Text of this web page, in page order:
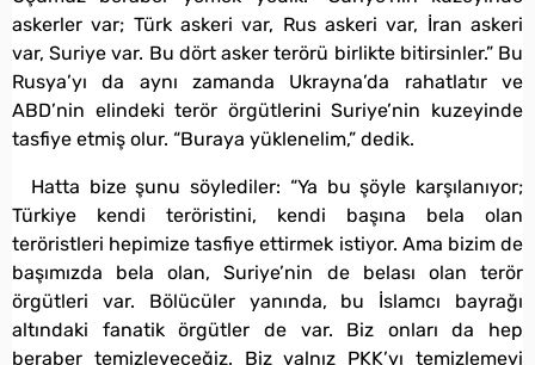
askerler var; Türk askeri var, Rus askeri var, İran askeri
var, Suriye var. Bu dört asker terörü birlikte bitirsinler.” Bu
Rusya’yı da aynı zamanda Ukrayna’da rahatlatır ve
ABD’nin elindeki terör örgütlerini Suriye’nin kuzeyinde
tasfiye etmiş olur. “Buraya yüklenelim,” dedik.
Hatta bize şunu söylediler: “Ya bu şöyle karşılanıyor;
Türkiye kendi teröristini, kendi başına bela olan
teröristleri hepimize tasfiye ettirmek istiyor. Ama bizim de
başımızda bela olan, Suriye’nin de belası olan terör
örgütleri var. Bölücüler yanında, bu İslamcı bayrağı
altındaki fanatik örgütler de var. Biz onları da hep
beraber temizleyeceğiz. Biz yalnız PKK’yı temizlemeyi